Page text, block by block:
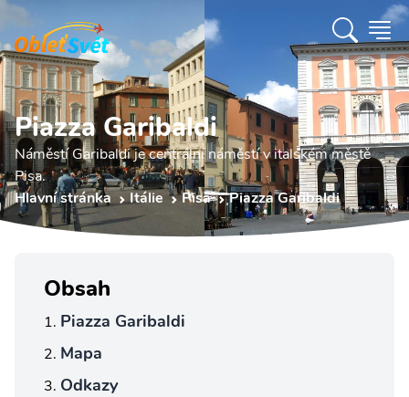
Piazza Garibaldi
Náměstí Garibaldi je centrální náměstí v italském městě
Pisa.
Hlavní stránka
Itálie Pisa Piazza Garibaldi
Obsah
Piazza Garibaldi
Mapa
Odkazy